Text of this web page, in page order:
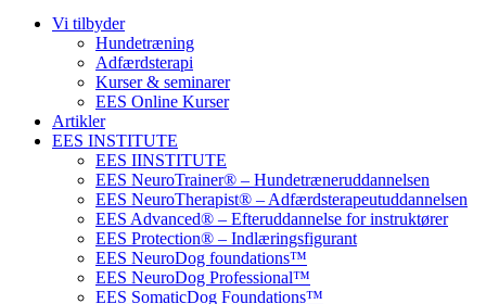
Vi tilbyder
Hundetræning
Adfærdsterapi
Kurser & seminarer
EES Online Kurser
Artikler
EES INSTITUTE
EES IINSTITUTE
EES NeuroTrainer® – Hundetræneruddannelsen
EES NeuroTherapist® – Adfærdsterapeutuddannelsen
EES Advanced® – Efteruddannelse for instruktører
EES Protection® – Indlæringsfigurant
EES NeuroDog foundations™
EES NeuroDog Professional™
EES SomaticDog Foundations™